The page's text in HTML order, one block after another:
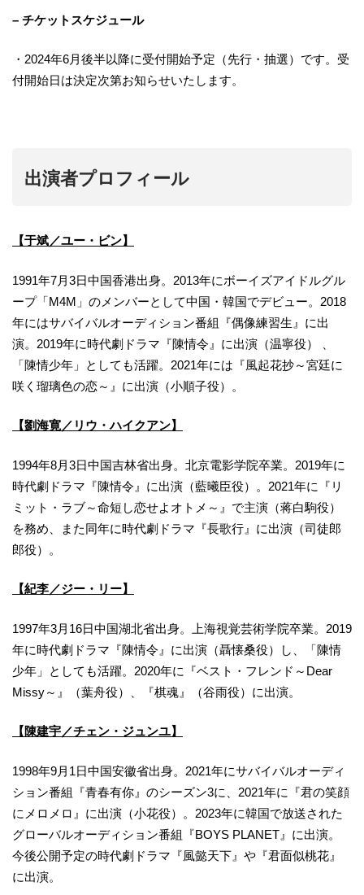
– チケットスケジュール
・2024年6月後半以降に受付開始予定（先行・抽選）です。受
付開始日は決定次第お知らせいたします。
出演者プロフィール
【于斌／ユー・ビン】
1991年7月3日中国香港出身。2013年にボーイズアイドルグル
ープ「M4M」のメンバーとして中国・韓国でデビュー。2018
年にはサバイバルオーディション番組『偶像練習生』に出
演。2019年に時代劇ドラマ『陳情令』に出演（温寧役） 、
「陳情少年」としても活躍。2021年には『風起花抄～宮廷に
咲く瑠璃色の恋～』に出演（小順子役）。
【劉海寛／リウ・ハイクアン】
1994年8月3日中国吉林省出身。北京電影学院卒業。2019年に
時代劇ドラマ『陳情令』に出演（藍曦臣役）。2021年に『リ
ミット・ラブ～命短し恋せよオトメ～』で主演（蒋白駒役）
を務め、また同年に時代劇ドラマ『長歌行』に出演（司徒郎
郎役）。
【紀李／ジー・リー】
1997年3月16日中国湖北省出身。上海視覚芸術学院卒業。2019
年に時代劇ドラマ『陳情令』に出演（聶懐桑役）し、「陳情
少年」としても活躍。2020年に『ベスト・フレンド～Dear
Missy～』（葉舟役）、『棋魂』（谷雨役）に出演。
【陳建宇／チェン・ジュンユ】
1998年9月1日中国安徽省出身。2021年にサバイバルオーディ
ション番組『青春有你』のシーズン3に、2021年に『君の笑顔
にメロメロ』に出演（小花役）。2023年に韓国で放送された
グローバルオーディション番組『BOYS PLANET』に出演。
今後公開予定の時代劇ドラマ『風懿天下』や『君面似桃花』
に出演。